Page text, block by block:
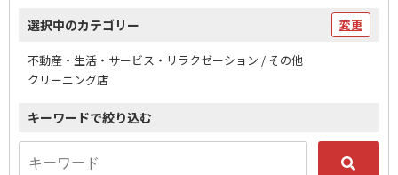
選択中のカテゴリー 変更
不動産・生活・サービス・リラクゼーション / その他
クリーニング店
キーワードで絞り込む